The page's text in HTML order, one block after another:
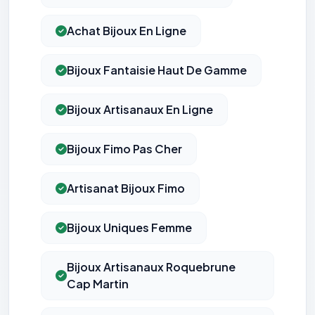
Achat Bijoux En Ligne
Bijoux Fantaisie Haut De Gamme
Bijoux Artisanaux En Ligne
Bijoux Fimo Pas Cher
Artisanat Bijoux Fimo
Bijoux Uniques Femme
Bijoux Artisanaux Roquebrune
Cap Martin